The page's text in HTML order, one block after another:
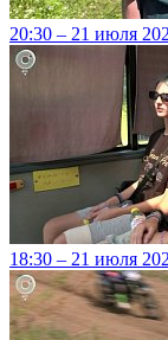
20:30 – 21 июля
18:30 – 21 июля